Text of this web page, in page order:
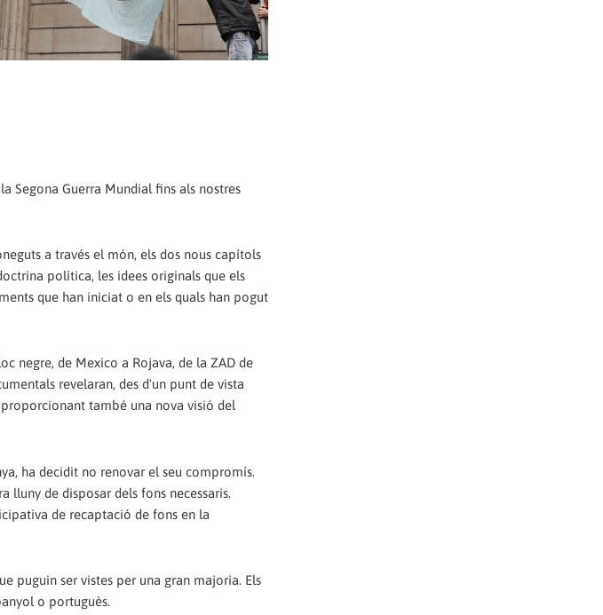
Segona Guerra Mundial fins als nostres
a través el món, els dos nous capítols
política, les idees originals que els
que han iniciat o en els quals han pogut
negre, de Mexico a Rojava, de la ZAD de
revelaran, des d'un punt de vista
també una nova visió del
ha decidit no renovar el seu compromís.
lluny de disposar dels fons necessaris.
de recaptació de fons en la
puguin ser vistes per una gran majoria. Els
o portuguès.